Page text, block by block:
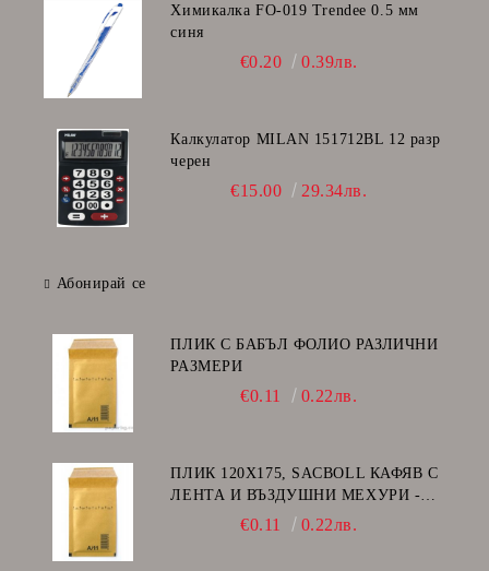
Химикалка FO-019 Trendee 0.5 мм
синя
€0.20 0.39лв.
Калкулатор MILAN 151712BL 12 разр
черен
€15.00 29.34лв.
Абонирай се
ПЛИК С БАБЪЛ ФОЛИО РАЗЛИЧНИ
РАЗМЕРИ
€0.11 0.22лв.
ПЛИК 120Х175, SACBOLL КАФЯВ С
ЛЕНТА И ВЪЗДУШНИ МЕХУРИ -
€0.11 0.22лв.